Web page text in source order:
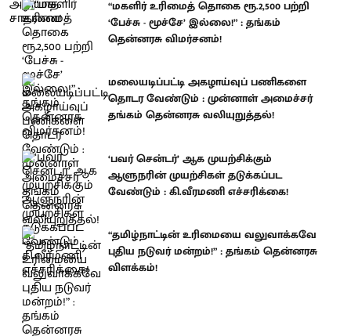
“மகளிர் உரிமைத் தொகை ரூ.2,500 பற்றி
‘பேச்சு - மூச்சே’ இல்லை!” : தங்கம்
தென்னரசு விமர்சனம்!
மலையடிப்பட்டி அகழாய்வுப் பணிகளை
தொடர வேண்டும் : முன்னாள் அமைச்சர்
தங்கம் தென்னரசு வலியுறுத்தல்!
‘பவர் சென்டர்’ ஆக முயற்சிக்கும்
ஆளுநரின் முயற்சிகள் தடுக்கப்பட
வேண்டும் : கி.வீரமணி எச்சரிக்கை!
“தமிழ்நாட்டின் உரிமையை வலுவாக்கவே
புதிய நடுவர் மன்றம்!” : தங்கம் தென்னரசு
விளக்கம்!